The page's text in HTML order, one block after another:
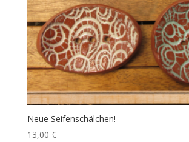
Neue Seifenschälchen!
13,00 €